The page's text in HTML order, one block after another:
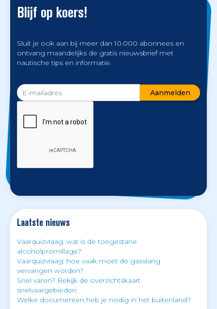
Blijf op koers!
Sluit je ook aan bij meer dan 10.000 abonnees en
ontvang maandelijks de gratis nieuwsbrief met
nautische tips en informatie.
Laatste nieuws
Vaarquizvraag: wat is de toegestane
alcoholpromillage?
Vaarquizvraag: hoe vaak moet de gasslang
vervangen worden?
Snel varen? Bekijk de overzichtskaart
snelvaargebieden
Welke documenten heb je nodig in het buitenland?